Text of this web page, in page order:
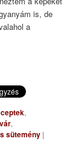
is, de
a
,
,
sütemény |